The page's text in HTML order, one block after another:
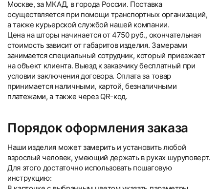
Москве, за МКАД, в города России. Поставка
осуществляется при помощи транспортных организаций,
а также курьерской службой нашей компании.
Цена на шторы начинается от 4750 руб., окончательная
стоимость зависит от габаритов изделия. Замерами
занимается специальный сотрудник, который приезжает
на объект клиента. Выезд к заказчику бесплатный при
условии заключения договора. Оплата за товар
принимается наличными, картой, безналичными
платежами, а также через QR-код.
Порядок оформления заказа
Наши изделия может замерить и установить любой
взрослый человек, умеющий держать в руках шуруповерт.
Для этого достаточно использовать пошаговую
инструкцию: